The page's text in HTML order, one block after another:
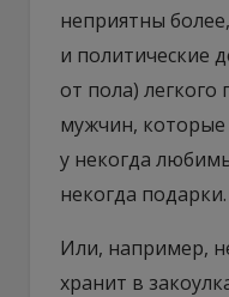
неприятны
и политические
от пола)
мужчин, которые
у некогда
некогда подарки.
Или, например,
хранит в